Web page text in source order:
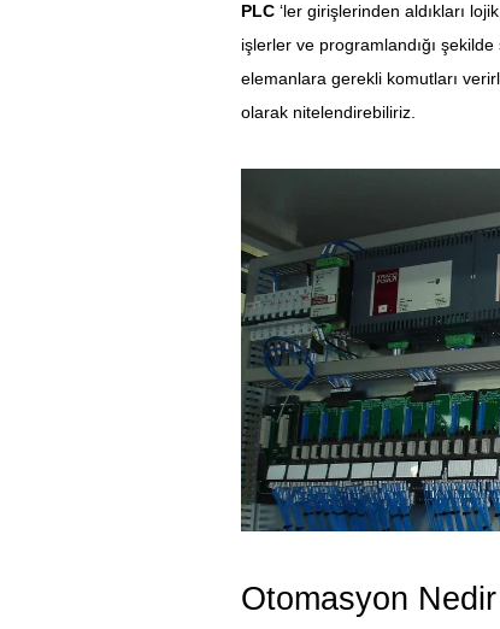
PLC‘ler girişlerinden aldıkları
işlerler ve programlandığı
elemanlara gerekli komutları
olarak nitelendirebiliriz.
Otomasyon Nedir